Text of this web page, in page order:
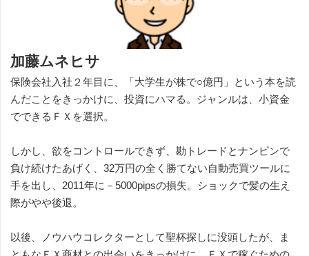
加藤ムネヒサ
保険会社入社２年目に、「大学生が株で○億円」という本を読
んだことをきっかけに、投資にハマる。ジャンルは、小資金
でできるＦＸを選択。
しかし、欲をコントロールできず、勘トレードとナンピンで
負け続けたあげく、32万円の全く勝てない自動売買ツールに
手を出し、2011年に－5000pipsの損失。ショックで髪の生え
際がやや後退。
以後、ノウハウコレクターとして聖杯探しに没頭したが、ま